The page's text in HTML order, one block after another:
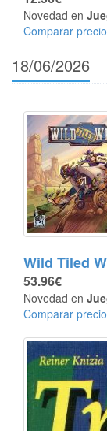
Novedad en
Comparar precio
18/06/2026
Wild Tiled
53.96€
Novedad en
Comparar precio